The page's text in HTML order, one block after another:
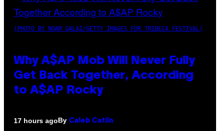
(PHOTO BY NOAM GALAI/GETTY IMAGES FOR TRIBECA FESTIVAL)
Why A$AP Mob Will Never Fully
Get Back Together, According
to A$AP Rocky
17 hours agoBy Caleb Catlin